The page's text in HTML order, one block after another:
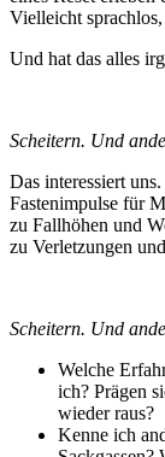
Vielleicht
Und hat das alles
Scheitern. Und
Das interessiert
Fastenimpulse für
zu Fallhöhen und
zu Verletzungen
Scheitern. Und
Welche
ich? Prägen
wieder raus?
Kenne ich